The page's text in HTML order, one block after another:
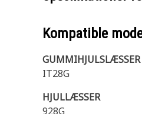
Kompatible
GUMMIHJULSLÆSSER
IT28G
HJULLÆSSER
928G